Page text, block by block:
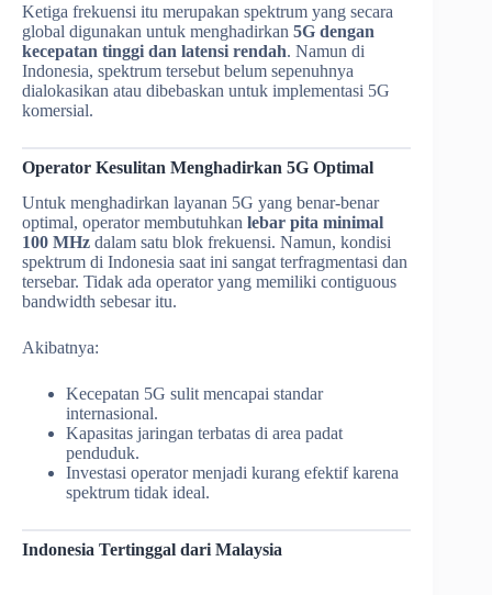
Ketiga frekuensi itu merupakan spektrum yang secara
global digunakan untuk menghadirkan 5G dengan
kecepatan tinggi dan latensi rendah. Namun di
Indonesia, spektrum tersebut belum sepenuhnya
dialokasikan atau dibebaskan untuk implementasi 5G
komersial.
Operator Kesulitan Menghadirkan 5G Optimal
Untuk menghadirkan layanan 5G yang benar-benar
optimal, operator membutuhkan lebar pita minimal
100 MHz dalam satu blok frekuensi. Namun, kondisi
spektrum di Indonesia saat ini sangat terfragmentasi dan
tersebar. Tidak ada operator yang memiliki contiguous
bandwidth sebesar itu.
Akibatnya:
Kecepatan 5G sulit mencapai standar
internasional.
Kapasitas jaringan terbatas di area padat
penduduk.
Investasi operator menjadi kurang efektif karena
spektrum tidak ideal.
Indonesia Tertinggal dari Malaysia